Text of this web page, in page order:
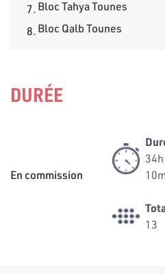
7.Bloc Tahya Tounes
8.Bloc Qalb Tounes
DURÉE
En commission
34h
13